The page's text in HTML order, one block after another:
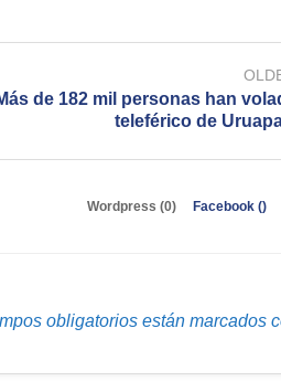
de 182 mil personas han
teleférico de
Wordpress (0) Facebook ()
obligatorios están marcados